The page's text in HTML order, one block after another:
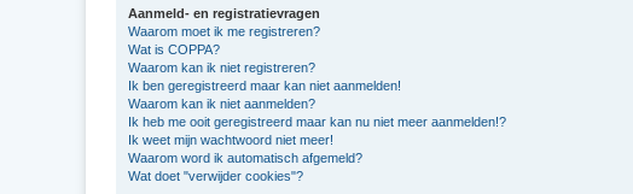
Aanmeld- en registratievragen
Waarom moet ik me registreren?
Wat is COPPA?
Waarom kan ik niet registreren?
Ik ben geregistreerd maar kan niet aanmelden!
Waarom kan ik niet aanmelden?
Ik heb me ooit geregistreerd maar kan nu niet meer aanmelden!?
Ik weet mijn wachtwoord niet meer!
Waarom word ik automatisch afgemeld?
Wat doet "verwijder cookies"?